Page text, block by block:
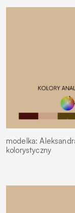
modelka:
kolorystyczny